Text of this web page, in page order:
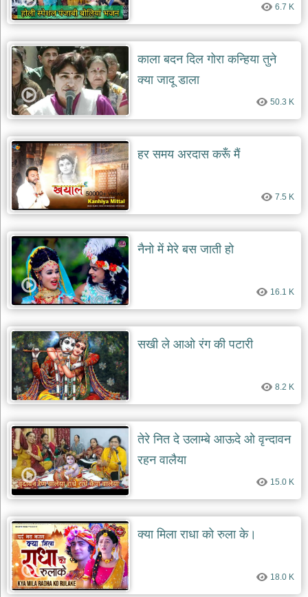
देश
भक्ति
भजन
patriotic
bhajans
खाटू
श्याम
khatu
shaym
bhajans
रानी
सती
दादी
rani
sati
dadi
bhajans
बावा
लाल
दयाल
भजन
bawa
lal
dayal
bhajans
शनि
देव
भजन
shani
dev
bhajans
आज
का
भजन
bhajan
of
the
day
भजन
जोड़ें
add
6.7 K
काला बदन दिल गोरा कन्हिया तुने
क्या जादू डाला
50.3 K
हर समय अरदास करूँ मैं
7.5 K
नैनो में मेरे बस जाती हो
16.1 K
सखी ले आओ रंग की पटारी
8.2 K
तेरे नित दे उलाम्बे आऊदे ओ वृन्दावन
रहन वालैया
15.0 K
क्या मिला राधा को रुला के।
18.0 K